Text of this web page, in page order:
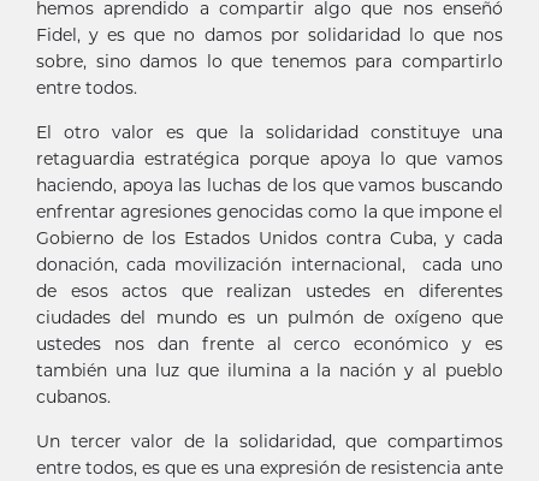
hemos aprendido a compartir algo que nos enseñó
Fidel, y es que no damos por solidaridad lo que nos
sobre, sino damos lo que tenemos para compartirlo
entre todos.
El otro valor es que la solidaridad constituye una
retaguardia estratégica porque apoya lo que vamos
haciendo, apoya las luchas de los que vamos buscando
enfrentar agresiones genocidas como la que impone el
Gobierno de los Estados Unidos contra Cuba, y cada
donación, cada movilización internacional, cada uno
de esos actos que realizan ustedes en diferentes
ciudades del mundo es un pulmón de oxígeno que
ustedes nos dan frente al cerco económico y es
también una luz que ilumina a la nación y al pueblo
cubanos.
Un tercer valor de la solidaridad, que compartimos
entre todos, es que es una expresión de resistencia ante